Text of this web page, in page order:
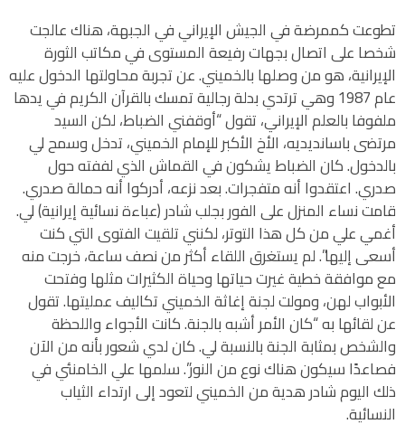
تطوعت كممرضة في الجيش الإيراني في الجبهة، هناك عالجت
شخصا على اتصال بجهات رفيعة المستوى في مكاتب الثورة
الإيرانية، هو من وصلها بالخميني. عن تجربة محاولتها الدخول عليه
عام 1987 وهي ترتدي بدلة رجالية تمسك بالقرآن الكريم في يدها
ملفوفا بالعلم الإيراني، تقول “أوقفني الضباط، لكن السيد
مرتضى باسانديديه، الأخ الأكبر للإمام الخميني، تدخل وسمح لي
بالدخول. كان الضباط يشكون في القماش الذي لففته حول
صدري. اعتقدوا أنه متفجرات. بعد نزعه، أدركوا أنه حمالة صدري.
قامت نساء المنزل على الفور بجلب شادر (عباءة نسائية إيرانية) لي.
أغمي علي من كل هذا التوتر، لكنني تلقيت الفتوى التي كنت
أسعى إليها”. لم يستغرق اللقاء أكثر من نصف ساعة، خرجت منه
مع موافقة خطية غيرت حياتها وحياة الكثيرات مثلها وفتحت
الأبواب لهن، ومولت لجنة إغاثة الخميني تكاليف عمليتها. تقول
عن لقائها به “كان الأمر أشبه بالجنة. كانت الأجواء واللحظة
والشخص بمثابة الجنة بالنسبة لي. كان لدي شعور بأنه من الآن
فصاعدًا سيكون هناك نوع من النور”. سلمها علي الخامنئي في
ذلك اليوم شادر هدية من الخميني لتعود إلى ارتداء الثياب
النسائية.